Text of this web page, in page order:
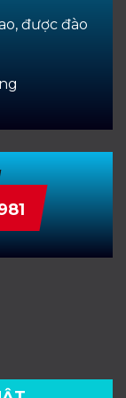
được đào